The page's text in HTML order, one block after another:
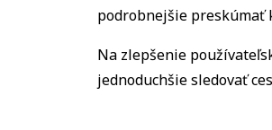
podrobnejšie preskúmať
Na zlepšenie
jednoduchšie sledovať